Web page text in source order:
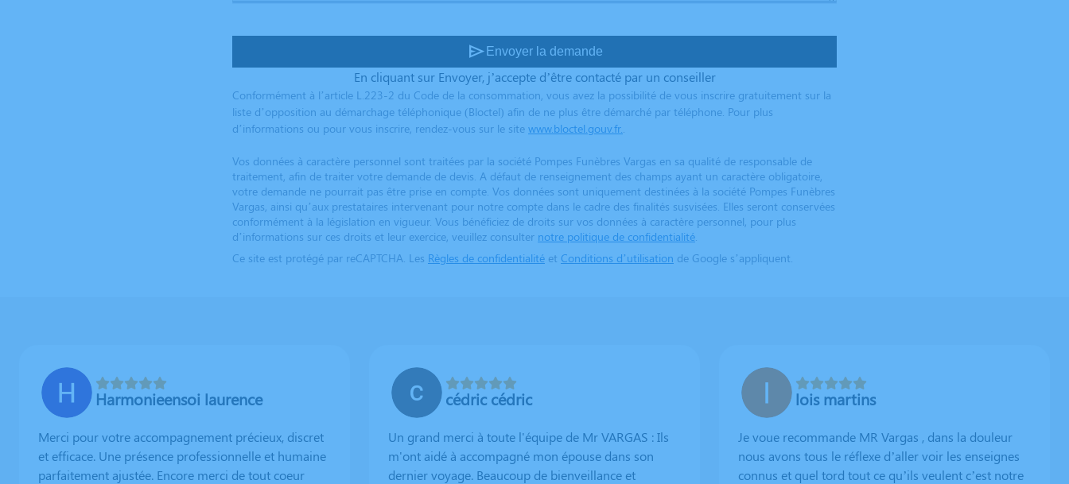
send Envoyer la demande
En cliquant sur Envoyer, j’accepte d’être contacté par un conseiller
Conformément à l’article L.223-2 du Code de la consommation, vous avez la possibilité de vous inscrire gratuitement sur la
liste d’opposition au démarchage téléphonique (Bloctel) afin de ne plus être démarché par téléphone. Pour plus
d’informations ou pour vous inscrire, rendez-vous sur le site www.bloctel.gouv.fr..
Vos données à caractère personnel sont traitées par la société Pompes Funèbres Vargas en sa qualité de responsable de
traitement, afin de traiter votre demande de devis. A défaut de renseignement des champs ayant un caractère obligatoire,
votre demande ne pourrait pas être prise en compte. Vos données sont uniquement destinées à la société Pompes Funèbres
Vargas, ainsi qu’aux prestataires intervenant pour notre compte dans le cadre des finalités susvisées. Elles seront conservées
conformément à la législation en vigueur. Vous bénéficiez de droits sur vos données à caractère personnel, pour plus
d’informations sur ces droits et leur exercice, veuillez consulter notre politique de confidentialité.
Ce site est protégé par reCAPTCHA. Les Règles de confidentialité et Conditions d’utilisation de Google s’appliquent.
Harmonieensoi laurence
Merci pour votre accompagnement précieux, discret
et efficace. Une présence professionnelle et humaine
parfaitement ajustée. Encore merci de tout coeur
cédric cédric
Un grand merci à toute l'équipe de Mr VARGAS : Ils
m'ont aidé à accompagné mon épouse dans son
dernier voyage. Beaucoup de bienveillance et
lois martins
Je voue recommande MR Vargas , dans la douleur
nous avons tous le réflexe d’aller voir les enseignes
connus et quel tord tout ce qu’ils veulent c’est notre